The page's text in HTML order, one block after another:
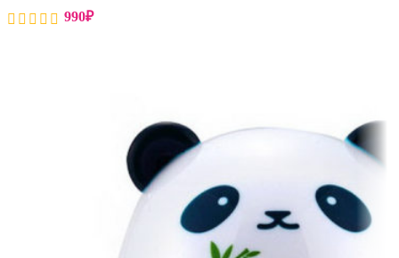
990₽